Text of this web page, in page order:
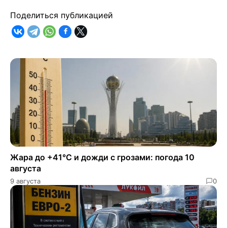
Поделиться публикацией
Жара до +41°C и дожди с грозами: погода 10
августа
9 августа 0